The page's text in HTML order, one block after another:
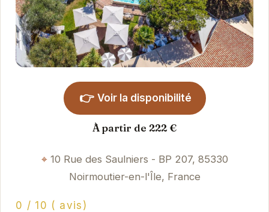
👉 Voir la disponibilité
À partir de 222 €
10 Rue des Saulniers - BP 207, 85330
Noirmoutier-en-l'Île, France
0 / 10 ( avis)